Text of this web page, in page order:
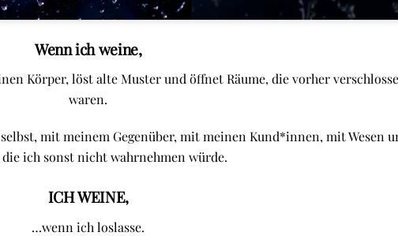
Wenn ich weine,
Körper, löst alte Muster und öffnet Räume, die vorher
waren.
mit meinem Gegenüber, mit meinen Kund*innen, mit Wesen
die ich sonst nicht wahrnehmen würde.
ICH WEINE,
…wenn ich loslasse.